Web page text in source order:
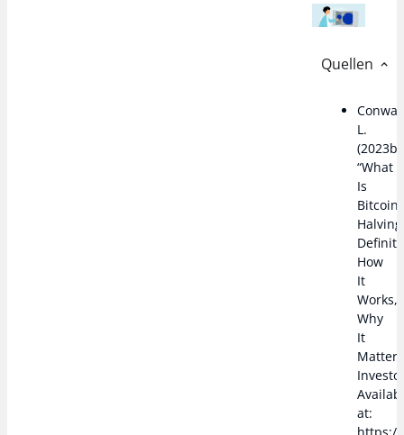
Quellen
L.
(2023b)
“What
Is
Bitcoin
How
It
Works,
Why
It
at: